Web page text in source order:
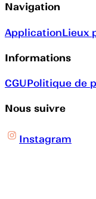
Navigation
ApplicationLieux
Informations
CGUPolitique de
Nous suivre
Instagram